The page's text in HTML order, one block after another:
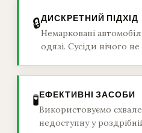
🔒ДИСКРЕТНИЙ ПІДХІД
Немарковані
одязі. Сусіди нічого
🧪ЕФЕКТИВНІ ЗАСОБИ
Використовуємо
недоступну у